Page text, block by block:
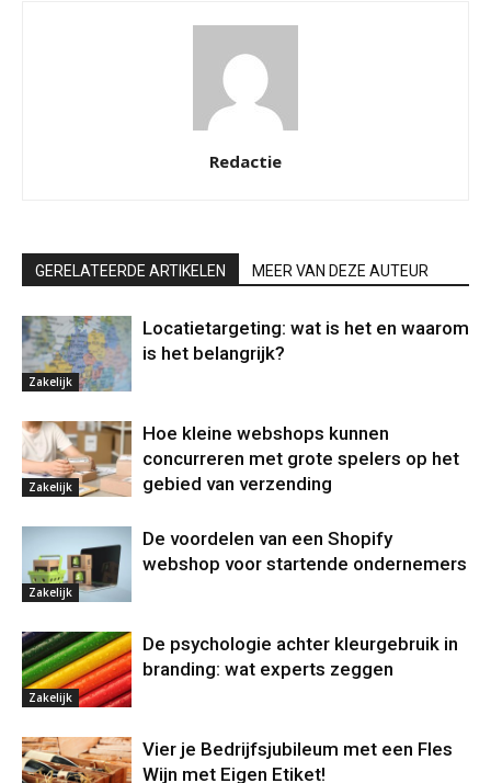
Redactie
GERELATEERDE ARTIKELEN MEER VAN DEZE AUTEUR
Zakelijk
Locatietargeting: wat is het en waarom
is het belangrijk?
Zakelijk
Hoe kleine webshops kunnen
concurreren met grote spelers op het
gebied van verzending
Zakelijk
De voordelen van een Shopify
webshop voor startende ondernemers
Zakelijk
De psychologie achter kleurgebruik in
branding: wat experts zeggen
Vier je Bedrijfsjubileum met een Fles
Wijn met Eigen Etiket!